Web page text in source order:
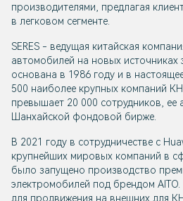
производителями, предлагая
в легковом сегменте.
SERES - ведущая китайская
автомобилей на новых источниках
основана в 1986 году и в
500 наиболее крупных компаний
превышает 20 000 сотрудников, ее
Шанхайской фондовой бирже.
В 2021 году в сотрудничестве с
крупнейших мировых компаний в
было запущено производство
электромобилей под брендом
для продвижения на внешних для